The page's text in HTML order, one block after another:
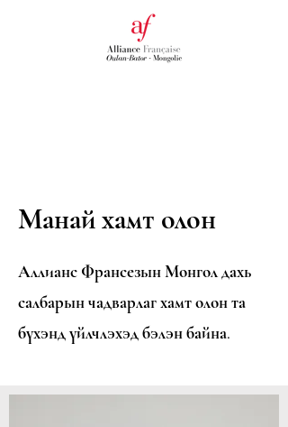
Манай хамт олон
Аллианс Франсезын Монгол дахь
салбарын чадварлаг хамт олон та
бүхэнд үйлчлэхэд бэлэн байна.